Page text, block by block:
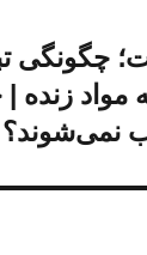
چگونگی
مواد زنده
نمی‌شوند؟